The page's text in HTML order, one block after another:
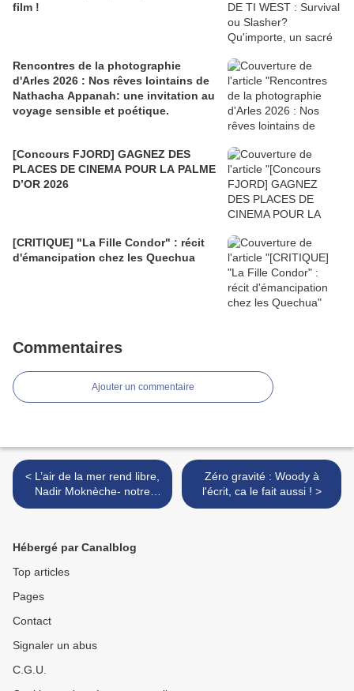
film !
Rencontres de la photographie
d'Arles 2026 : Nos rêves lointains de
Nathacha Appanah: une invitation au
voyage sensible et poétique.
[Concours FJORD] GAGNEZ DES
PLACES DE CINEMA POUR LA PALME
D’OR 2026
[CRITIQUE] "La Fille Condor" : récit
d'émancipation chez les Quechua
Commentaires
Ajouter un commentaire
< L’air de la mer rend libre,
Nadir Moknèche- notre
critique
Zéro gravité : Woody à
l'écrit, ca le fait aussi ! >
Hébergé par Canalblog
Top articles
Pages
Contact
Signaler un abus
C.G.U.